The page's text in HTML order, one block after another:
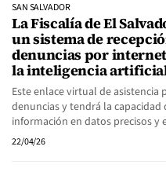
SAN SALVADOR
La Fiscalía de El
un sistema de
denuncias por
la inteligencia
Este enlace virtual de asistencia
denuncias y tendrá la capacidad
información en datos precisos
22/04/26